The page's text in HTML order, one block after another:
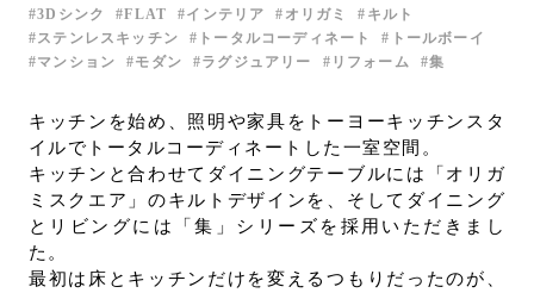
よくあるご質問
お問い合わせ
LANGUAGE : JP
EN CN
3Dシンク FLAT インテリア オリガミ
キルト
ステンレスキッチン
トータルコーディネート
トールボーイ
マンション
モダン ラグジュアリー リフォーム 集
キッチンを始め、照明や家具をトーヨーキッチンスタ
イルでトータルコーディネートした一室空間。
キッチンと合わせてダイニングテーブルには「オリガ
ミスクエア」のキルトデザインを、そしてダイニング
とリビングには「集」シリーズを採用いただきまし
た。
最初は床とキッチンだけを変えるつもりだったのが、